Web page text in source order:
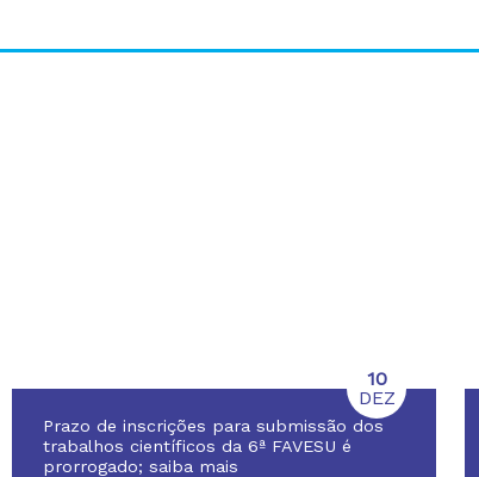
Prazo de inscrições para submissão dos
trabalhos científicos da 6ª FAVESU é
prorrogado; saiba mais
10
DEZ